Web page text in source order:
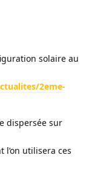
solaire au
2eme-
dispersée sur
l’on utilisera ces